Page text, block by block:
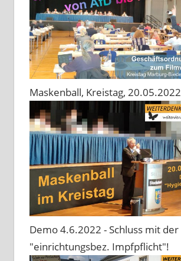
Maskenball, Kreistag, 20.05.2022
Demo 4.6.2022 - Schluss mit der
"einrichtungsbez. Impfpflicht"!